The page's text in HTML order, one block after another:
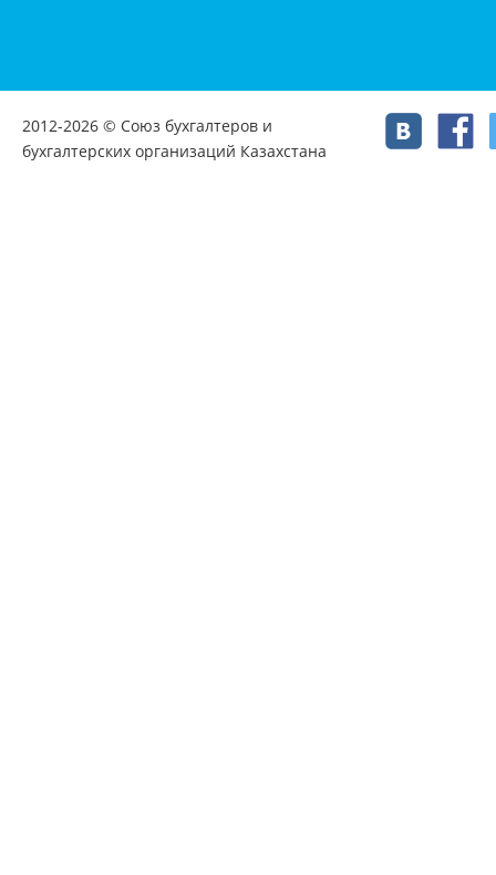
2012-2026 © Союз бухгалтеров и
бухгалтерских организаций Казахстана